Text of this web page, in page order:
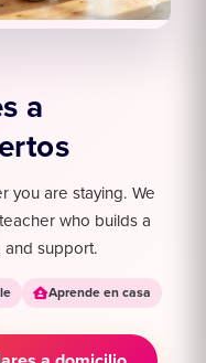
a
you are staying. We
who builds a
and support.
Aprende en casa